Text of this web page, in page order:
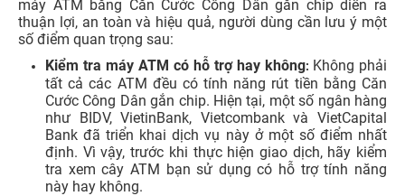
máy ATM bằng Căn Cước Công Dân gắn chip diễn ra
thuận lợi, an toàn và hiệu quả, người dùng cần lưu ý một
số điểm quan trọng sau:
Kiểm tra máy ATM có hỗ trợ hay không: Không phải
tất cả các ATM đều có tính năng rút tiền bằng Căn
Cước Công Dân gắn chip. Hiện tại, một số ngân hàng
như BIDV, VietinBank, Vietcombank và VietCapital
Bank đã triển khai dịch vụ này ở một số điểm nhất
định. Vì vậy, trước khi thực hiện giao dịch, hãy kiểm
tra xem cây ATM bạn sử dụng có hỗ trợ tính năng
này hay không.